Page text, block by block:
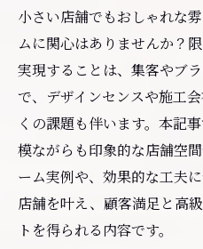
小さい店舗でもおしゃれな
ムに関心はありませんか？
実現することは、集客やブ
で、デザインセンスや施工
くの課題も伴います。本記
模ながらも印象的な店舗空
ーム実例や、効果的な工夫
店舗を叶え、顧客満足と高
トを得られる内容です。